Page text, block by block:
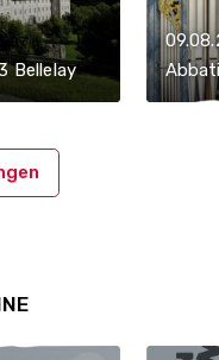
Bellelay